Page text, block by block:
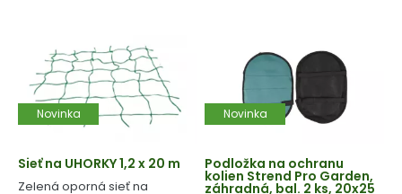
Novinka
Sieť na UHORKY 1,2 x 20 m
Zelená oporná sieť na
Novinka
Podložka na ochranu
kolien Strend Pro Garden,
záhradná, bal. 2 ks, 20x25